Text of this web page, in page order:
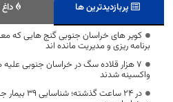
پربازدیدترین ها
کویر های خراسان جنوبی گنج هایی که
برنامه ریزی و مدیریت مانده اند
۷ هزار قلاده سگ در خراسان جنوبی علیه
واکسینه شدند
در 24 ساعت گذشته؛